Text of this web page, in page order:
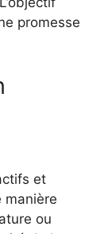
promesse
et
manière
ou